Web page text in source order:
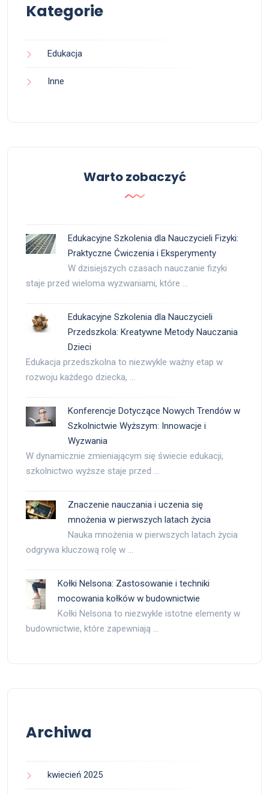
Kategorie
Edukacja
Inne
Warto zobaczyć
Edukacyjne Szkolenia dla Nauczycieli Fizyki:
Praktyczne Ćwiczenia i Eksperymenty
W dzisiejszych czasach nauczanie fizyki
staje przed wieloma wyzwaniami, które …
Edukacyjne Szkolenia dla Nauczycieli
Przedszkola: Kreatywne Metody Nauczania
Dzieci
Edukacja przedszkolna to niezwykle ważny etap w
rozwoju każdego dziecka, …
Konferencje Dotyczące Nowych Trendów w
Szkolnictwie Wyższym: Innowacje i
Wyzwania
W dynamicznie zmieniającym się świecie edukacji,
szkolnictwo wyższe staje przed …
Znaczenie nauczania i uczenia się
mnożenia w pierwszych latach życia
Nauka mnożenia w pierwszych latach życia
odgrywa kluczową rolę w …
Kołki Nelsona: Zastosowanie i techniki
mocowania kołków w budownictwie
Kołki Nelsona to niezwykle istotne elementy w
budownictwie, które zapewniają …
Archiwa
kwiecień 2025